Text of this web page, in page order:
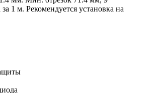
1 м. Рекомендуется установка на